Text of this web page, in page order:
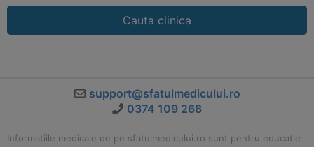
Cauta clinica
support@sfatulmedicului.ro
0374 109 268
Informatiile medicale de pe sfatulmedicului.ro sunt pentru educatie